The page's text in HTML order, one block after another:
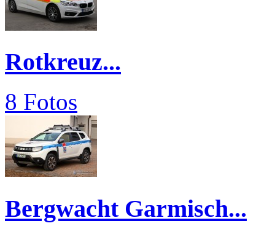
Rotkreuz...
8 Fotos
Bergwacht Garmisch...